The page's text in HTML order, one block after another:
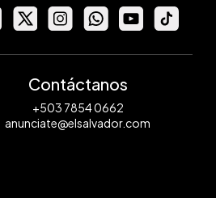
Contáctanos
+503 7854 0662
anunciate@elsalvador.com